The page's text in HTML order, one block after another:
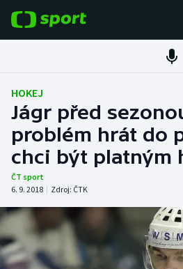
Fotbal
Hokej
Tenis
Atletika
Cyklistika
DALŠÍ SPORTY
HOKEJ
Jágr před
problém hrát do
chci být platným
ČT sport
6. 9. 2018 | Zdroj: ČTK